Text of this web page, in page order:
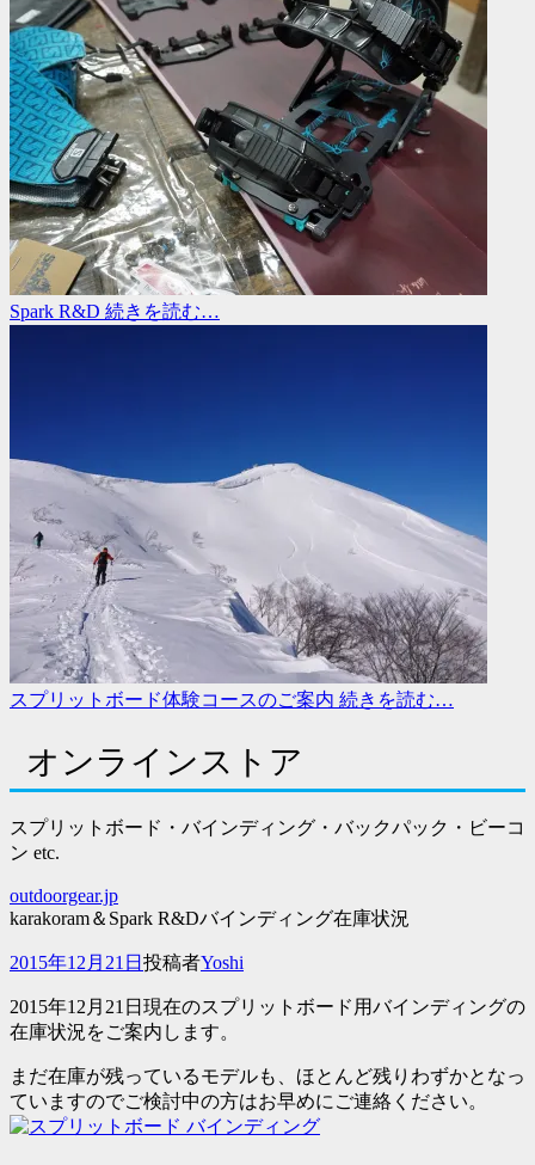
Spark R&D 続きを読む…
スプリットボード体験コースのご案内 続きを読む…
オンラインストア
スプリットボード・バインディング・バックパック・ビーコ
ン etc.
outdoorgear.jp
karakoram＆Spark R&Dバインディング在庫状況
投
日
2015年12月21日 投稿者Yoshi
2015年12月21日現在のスプリットボード用バインディングの
在庫状況をご案内します。
まだ在庫が残っているモデルも、ほとんど残りわずかとなっ
ていますのでご検討中の方はお早めにご連絡ください。